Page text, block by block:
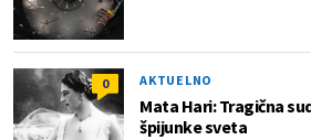
0 AKTUELNO
Mata Hari: Tragična
špijunke sveta